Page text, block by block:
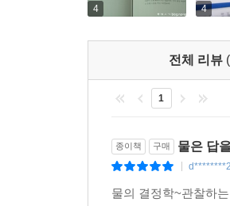
저자는 생명의 정보를 가
결정 관찰이라는 것이다.
물이 보여주는 놀랍고 아
물은 인간의 의식이 세상
다시 한 번 되새기게 하
4 4
전체 리뷰
1
종이책 구매 물은 답
d********2
물의 결정학~관찰하